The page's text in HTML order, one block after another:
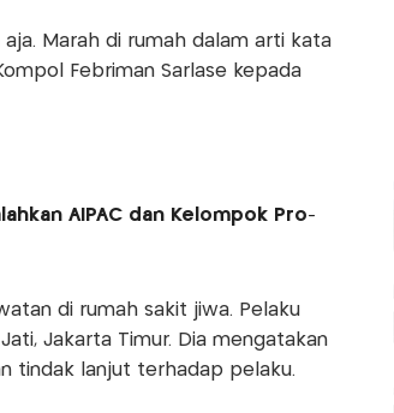
Marah di rumah dalam arti kata
Febriman Sarlase kepada
AIPAC dan Kelompok Pro-
di rumah sakit jiwa. Pelaku
Jakarta Timur. Dia mengatakan
tindak lanjut terhadap pelaku.